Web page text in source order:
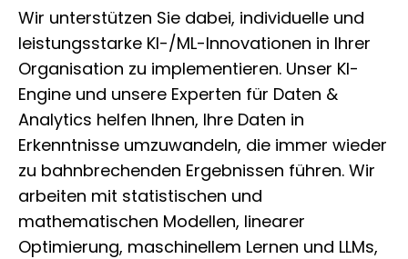
Wir unterstützen Sie dabei, individuelle und
leistungsstarke KI-/ML-Innovationen in Ihrer
Organisation zu implementieren. Unser KI-
Engine und unsere Experten für Daten &
Analytics helfen Ihnen, Ihre Daten in
Erkenntnisse umzuwandeln, die immer wieder
zu bahnbrechenden Ergebnissen führen. Wir
arbeiten mit statistischen und
mathematischen Modellen, linearer
Optimierung, maschinellem Lernen und LLMs,